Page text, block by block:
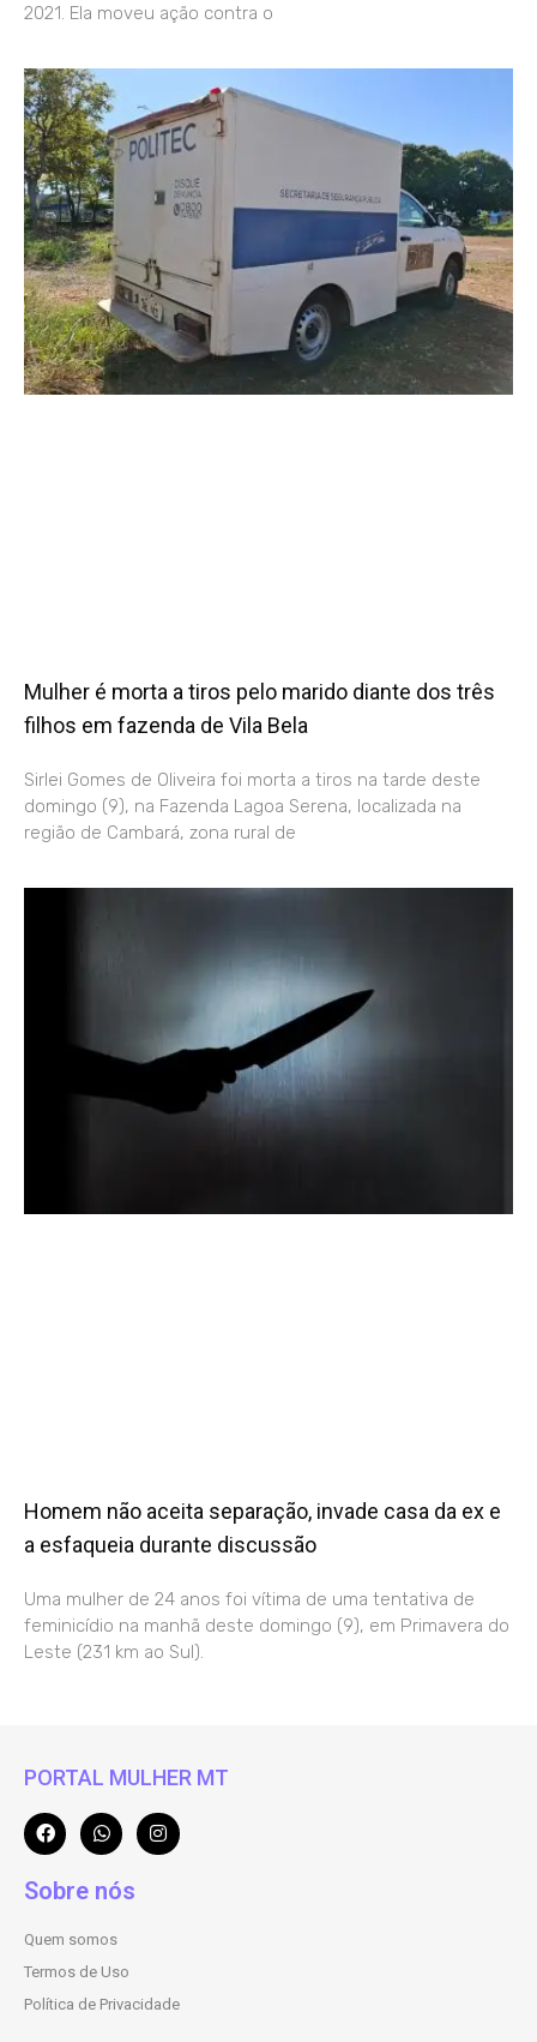
2021. Ela moveu ação contra o
Mulher é morta a tiros pelo marido diante dos três
filhos em fazenda de Vila Bela
Sirlei Gomes de Oliveira foi morta a tiros na tarde deste
domingo (9), na Fazenda Lagoa Serena, localizada na
região de Cambará, zona rural de
Homem não aceita separação, invade casa da ex e
a esfaqueia durante discussão
Uma mulher de 24 anos foi vítima de uma tentativa de
feminicídio na manhã deste domingo (9), em Primavera do
Leste (231 km ao Sul).
PORTAL MULHER MT
Sobre nós
Quem somos
Termos de Uso
Política de Privacidade